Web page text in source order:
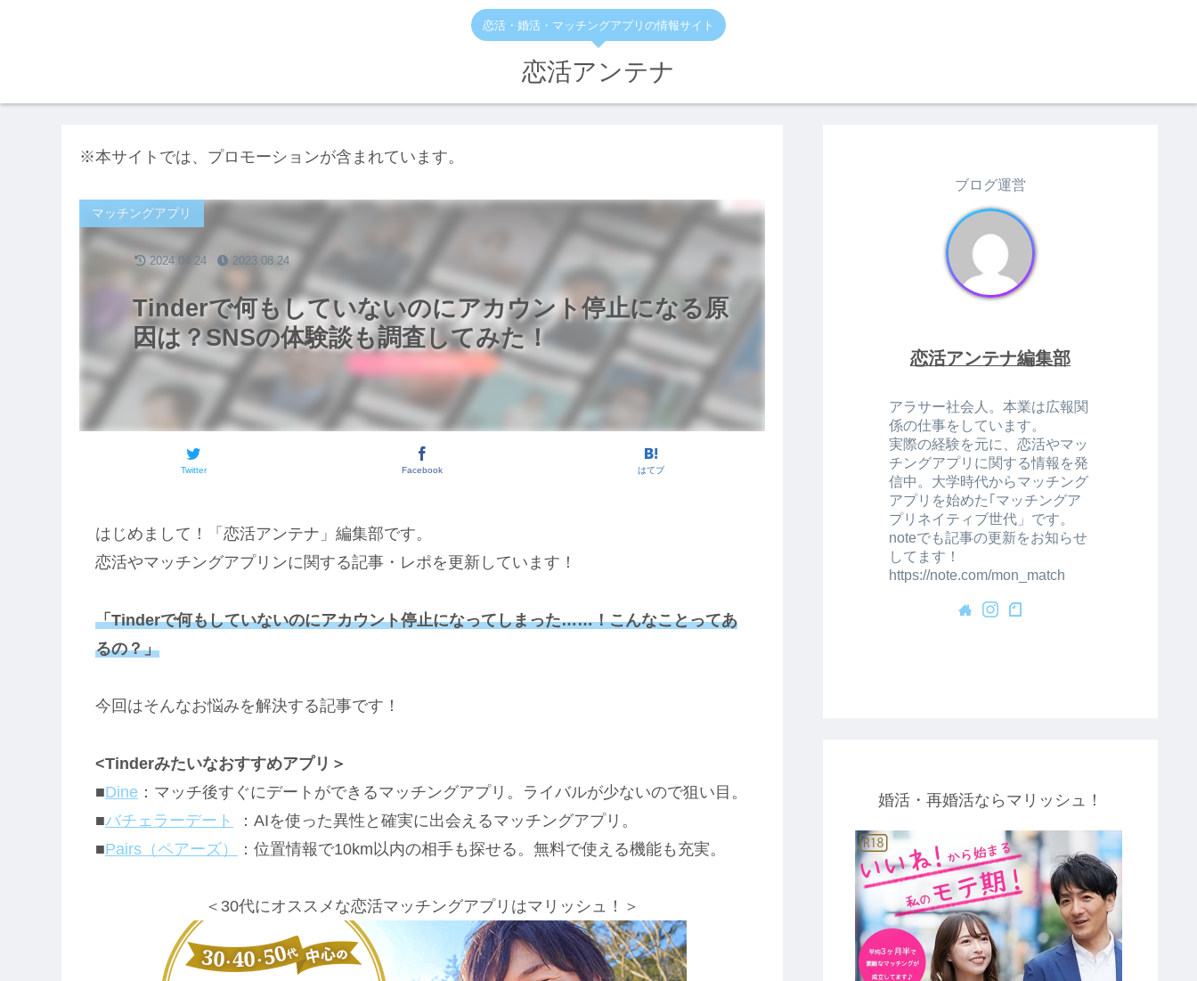
恋活・婚活・マッチングアプリの情報サイト
恋活アンテナ
※本サイトでは、プロモーションが含まれています。
Tinderで何もしていないのにアカウント停止になる原
因は？SNSの体験談も調査してみた！
マッチングアプリ
Twitter Facebook はてブ
2024.04.24 2023.08.24
はじめまして！「恋活アンテナ」編集部です。
恋活やマッチングアプリンに関する記事・レポを更新しています！
「Tinderで何もしていないのにアカウント停止になってしまった……！こんなことってあ
るの？」
今回はそんなお悩みを解決する記事です！
<Tinderみたいなおすすめアプリ＞
■Dine ：マッチ後すぐにデートができるマッチングアプリ。ライバルが少ないので狙い目。
■バチェラーデート
：AIを使った異性と確実に出会えるマッチングアプリ。
■Pairs（ペアーズ） ：位置情報で10km以内の相手も探せる。無料で使える機能も充実。
＜30代にオススメな恋活マッチングアプリはマリッシュ！＞
ブログ運営
恋活アンテナ編集部
アラサー社会人。本業は広報関
係の仕事をしています。
実際の経験を元に、恋活やマッ
チングアプリに関する情報を発
信中。大学時代からマッチング
アプリを始めた｢マッチングア
プリネイティブ世代」です。
noteでも記事の更新をお知らせ
してます！
https://note.com/mon_match
婚活・再婚活ならマリッシュ！